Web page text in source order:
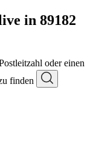
in 89182
oder einen
finden